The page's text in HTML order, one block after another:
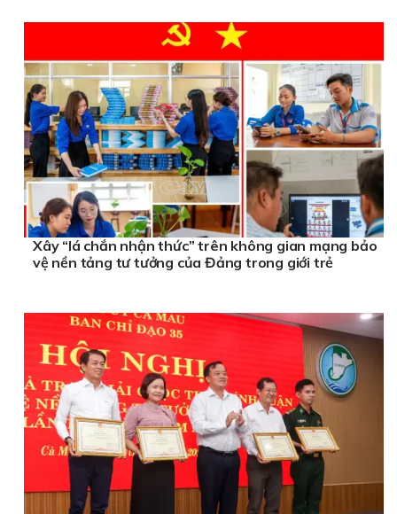
Xây “lá chắn nhận thức” trên không gian mạng bảo
vệ nền tảng tư tưởng của Đảng trong giới trẻ